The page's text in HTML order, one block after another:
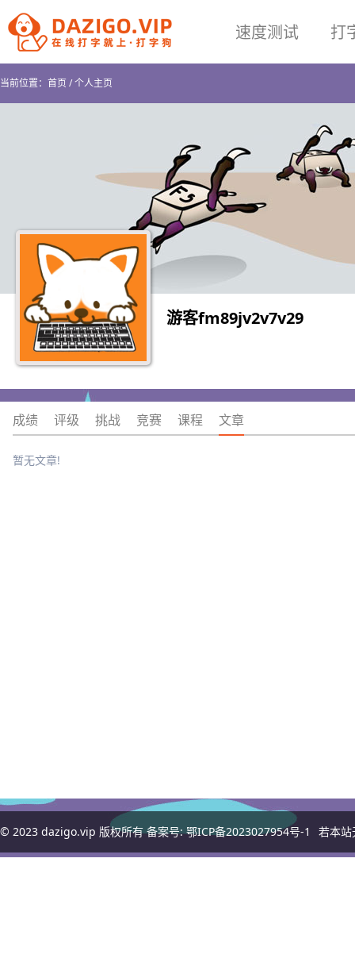
速度测试 打
当前位置： 首页/个人主页
游客fm89jv2v7v29
成绩 评级 挑战 竞赛 课程 文章
暂无文章!
© 2023 dazigo.vip 版权所有 备案号:鄂ICP备2023027954号-1 若本